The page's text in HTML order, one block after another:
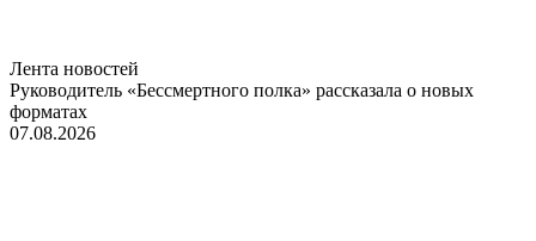
Лента новостей
Руководитель «Бессмертного полка» рассказала о новых
форматах
07.08.2026